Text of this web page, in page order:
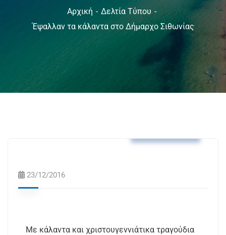
Αρχική
Δελτία Τύπου
Έψαλλαν τα κάλαντα στο Δήμαρχο Σιθωνίας
23/12/2016
Με κάλαντα και χριστουγεννιάτικα τραγούδια